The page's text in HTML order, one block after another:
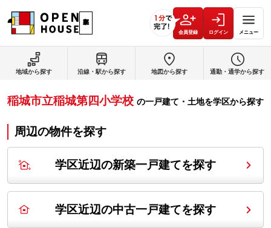
会員登録 ログイン メニュー
地域から探す 沿線・駅から探す 地図から探す 通勤・通学から探す
稲城市立稲城第四小学校 の一戸建て・土地を学区から探す
周辺の物件を探す
学区近辺の新築一戸建てを探す
学区近辺の中古一戸建てを探す